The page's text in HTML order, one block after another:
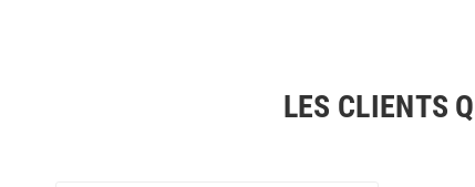
LES CLIENTS